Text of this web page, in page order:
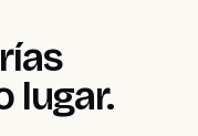
lugar.